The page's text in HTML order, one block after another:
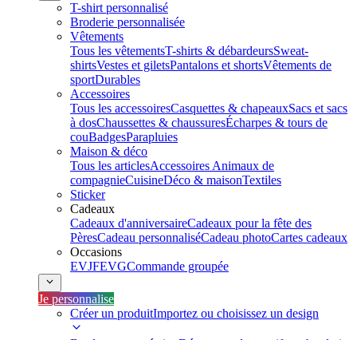
T-shirt personnalisé
Broderie personnalisée
Vêtements
Tous les vêtementsT-shirts & débardeursSweat-
shirtsVestes et giletsPantalons et shortsVêtements de
sportDurables
Accessoires
Tous les accessoiresCasquettes & chapeauxSacs et sacs
à dosChaussettes & chaussuresÉcharpes & tours de
couBadgesParapluies
Maison & déco
Tous les articlesAccessoires Animaux de
compagnieCuisineDéco & maisonTextiles
Sticker
Cadeaux
Cadeaux d'anniversaireCadeaux pour la fête des
PèresCadeau personnaliséCadeau photoCartes cadeaux
Occasions
EVJFEVGCommande groupée
Je personnalise
Créer un produitImportez ou choisissez un design